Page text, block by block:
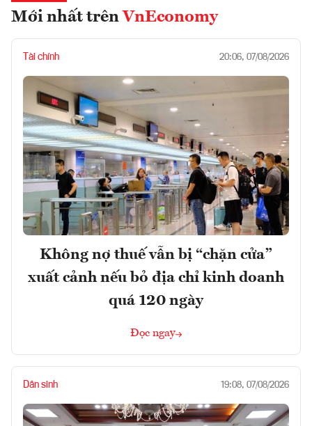
Mới nhất trên VnEconomy
Tài chính 20:06, 07/08/2026
Không nợ thuế vẫn bị “chặn cửa”
xuất cảnh nếu bỏ địa chỉ kinh doanh
quá 120 ngày
Đọc ngay
Dân sinh 19:08, 07/08/2026